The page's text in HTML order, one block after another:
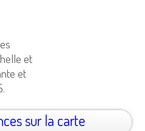
et
et
sur la carte